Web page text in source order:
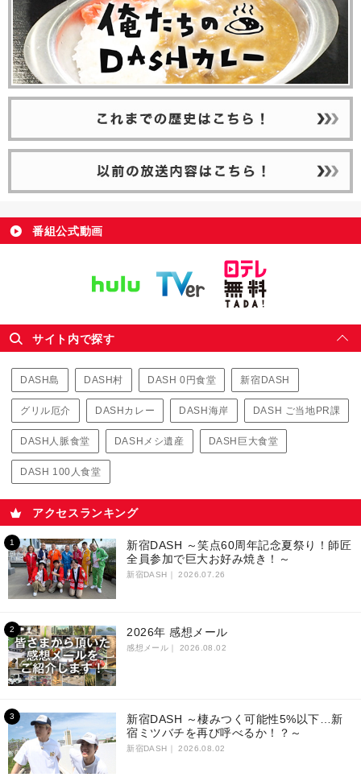
番組公式動画
サイト内で探す
DASH島 DASH村 DASH 0円食堂 新宿DASH
グリル厄介 DASHカレー DASH海岸 DASH ご当地PR課
DASH人脈食堂 DASHメシ遺産 DASH巨大食堂
DASH 100人食堂
アクセスランキング
新宿DASH ～笑点60周年記念夏祭り！師匠
全員参加で巨大お好み焼き！～
新宿DASH｜ 2026.07.26
2026年 感想メール
感想メール｜ 2026.08.02
新宿DASH ～棲みつく可能性5%以下…新
宿ミツバチを再び呼べるか！？～
新宿DASH｜ 2026.08.02